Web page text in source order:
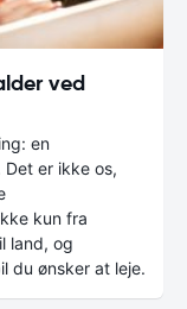
ved
en
Det er ikke os,
kun fra
land, og
du ønsker at leje.